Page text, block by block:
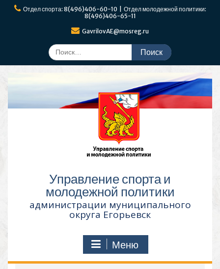
ПерейтиОтдел спорта: 8(496)406-60-10 | Отдел молодежной политики:
8(496)406-65-11
GavrilovAE@mosreg.ru
Поиск
по:
Управление спорта и
молодежной политики
администрации муниципального
округа Егорьевск
Меню